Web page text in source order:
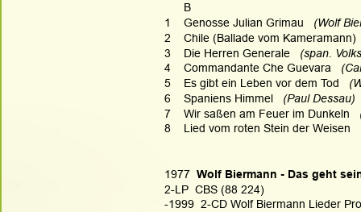
      B
1    Genosse Julian Grimau
(Wolf
2    Chile (Ballade vom Kameramann)
3    Die Herren Generale
(span.
4    Commandante Che Guevara
5    Es gibt ein Leben vor dem Tod
6    Spaniens Himmel
(Paul Dessau)
7    Wir saßen am Feuer im Dunkeln
8    Lied vom roten Stein der Weisen
1977 Wolf Biermann - Das geht
2-LP  CBS (88 224)
-1999  2-CD Wolf Biermann Lieder